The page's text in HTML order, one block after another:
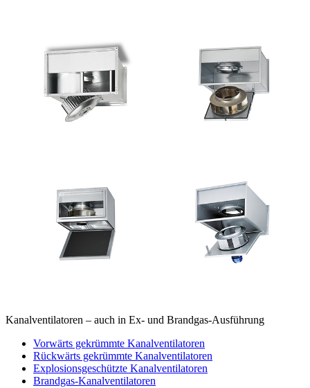
Kanalventilatoren – auch in Ex- und Brandgas-Ausführung
Vorwärts gekrümmte Kanalventilatoren
Rückwärts gekrümmte Kanalventilatoren
Explosionsgeschützte Kanalventilatoren
Brandgas-Kanalventilatoren